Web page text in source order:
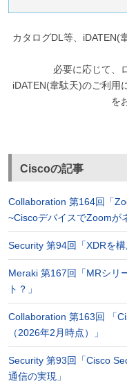
カタログDL等、iDATEN(
必要に応じて、
iDATEN(韋駄天)のご利用
を
Ciscoの記事
Collaboration 第164回「
~CiscoデバイスでZoomが
Security 第94回「XDRを構
Meraki 第167回「MRシリ
ト？」
Collaboration 第163回 「
（2026年2月時点）」
Security 第93回「Cisco
通信の実現」